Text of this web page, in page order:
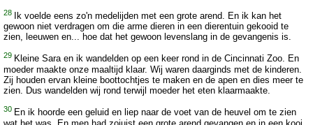
28
Ik voelde eens zo'n medelijden met een grote arend. En ik kan het
gewoon niet verdragen om die arme dieren in een dierentuin gekooid te
zien, leeuwen en... hoe dat het gewoon levenslang in de gevangenis is.
29 Kleine Sara en ik wandelden op een keer rond in de Cincinnati Zoo. En
moeder maakte onze maaltijd klaar. Wij waren daarginds met de kinderen.
Zij houden ervan kleine boottochtjes te maken en de apen en dies meer te
zien. Dus wandelden wij rond terwijl moeder het eten klaarmaakte.
30 En ik hoorde een geluid en liep naar de voet van de heuvel om te zien